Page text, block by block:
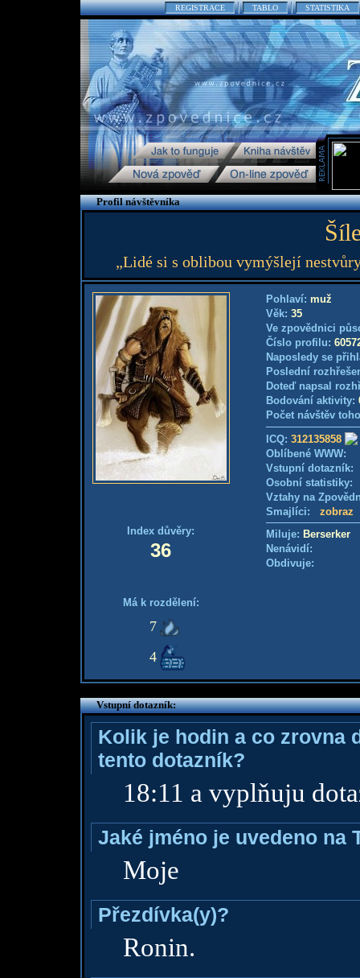
REGISTRACE TABLO STATISTIKA
Profil návštěvníka
„Lidé si s oblibou vymýšlejí
Index důvěry:
36
Má k rozdělení:
7
4
Pohlaví: muž
Věk: 35
Ve zpovědnici
Číslo profilu:
Naposledy se
Poslední
Doteď napsal
Bodování aktivity:
Počet návštěv
ICQ: 312135858
Oblíbené WWW:
Vstupní
Osobní
Vztahy na
Smajlíci: zobraz
Miluje: Berserker
Nenávidí:
Obdivuje:
Vstupní dotazník:
Kolik je hodin a co zrovna
tento dotazník?
18:11 a vyplňuju
Jaké jméno je uvedeno na
Moje
Přezdívka(y)?
Ronin.